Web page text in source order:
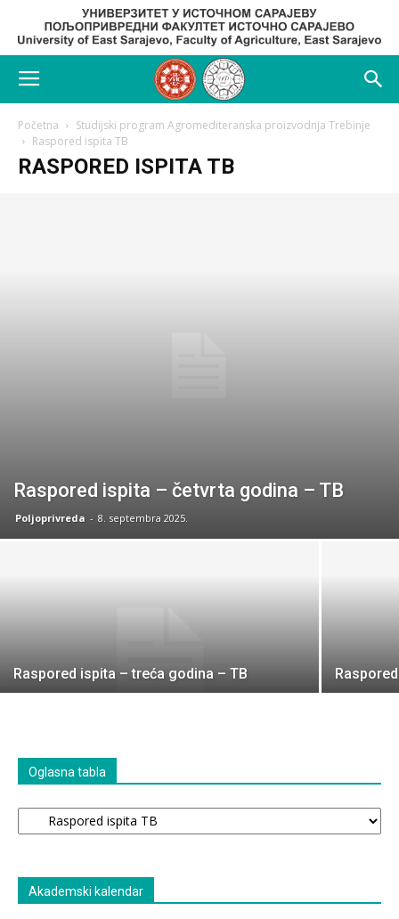
Početna
Studijski program Agromediteranska proizvodnja Trebinje
Raspored ispita TB
RASPORED ISPITA TB
Raspored ispita – četvrta godina – TB
Poljoprivreda - 8. septembra 2025.
Raspored ispita – treća godina – TB
Oglasna tabla
Oglasna
Akademski kalendar